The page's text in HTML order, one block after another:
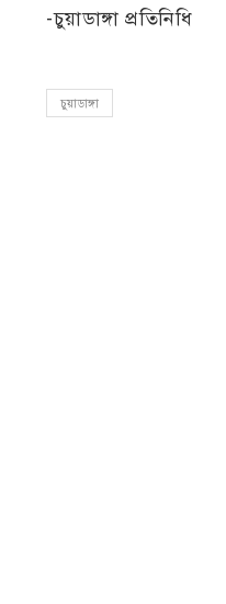
-চুয়াডাঙ্গা প্রতিনিধি
চুয়াডাঙ্গা